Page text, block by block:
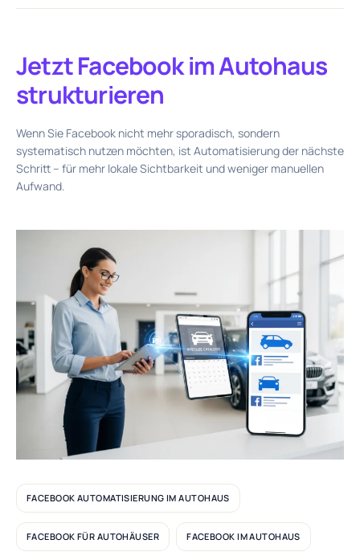
Jetzt Facebook im Autohaus
strukturieren
Wenn Sie Facebook nicht mehr sporadisch, sondern
systematisch nutzen möchten, ist Automatisierung der nächste
Schritt – für mehr lokale Sichtbarkeit und weniger manuellen
Aufwand.
FACEBOOK AUTOMATISIERUNG IM AUTOHAUS
FACEBOOK FÜR AUTOHÄUSER FACEBOOK IM AUTOHAUS